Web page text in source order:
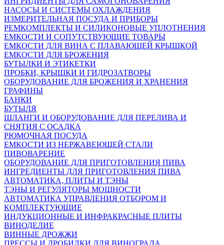
НАСОСЫ И СИСТЕМЫ ОХЛАЖДЕНИЯ
ИЗМЕРИТЕЛЬНАЯ ПОСУДА И ПРИБОРЫ
РЕМКОМПЛЕКТЫ И СИЛИКОНОВЫЕ УПЛОТНЕНИЯ
ЕМКОСТИ И СОПУТСТВУЮЩИЕ ТОВАРЫ
ЕМКОСТИ ДЛЯ ВИНА С ПЛАВАЮЩЕЙ КРЫШКОЙ
ЕМКОСТИ ДЛЯ БРОЖЕНИЯ
БУТЫЛКИ И ЭТИКЕТКИ
ПРОБКИ, КРЫШКИ И ГИДРОЗАТВОРЫ
ОБОРУДОВАНИЕ ДЛЯ БРОЖЕНИЯ И ХРАНЕНИЯ
ГРАФИНЫ
БАНКИ
БУТЫЛЯ
ШЛАНГИ И ОБОРУДОВАНИЕ ДЛЯ ПЕРЕЛИВА И
СНЯТИЯ С ОСАДКА
РЮМОЧНАЯ ПОСУДА
ЕМКОСТИ ИЗ НЕРЖАВЕЮЩЕЙ СТАЛИ
ПИВОВАРЕНИЕ
ОБОРУДОВАНИЕ ДЛЯ ПРИГОТОВЛЕНИЯ ПИВА
ИНГPЕДИЕНТЫ ДЛЯ ПРИГОТОВЛЕНИЯ ПИВА
АВТОМАТИКА, ПЛИТЫ И ТЭНЫ
ТЭНЫ И РЕГУЛЯТОРЫ МОЩНОСТИ
АВТОМАТИКА УПРАВЛЕНИЯ ОТБОРОМ И
КОМПЛЕКТУЮЩИЕ
ИНДУКЦИОННЫЕ И ИНФРАКРАСНЫЕ ПЛИТЫ
ВИНОДЕЛИЕ
ВИННЫЕ ДРОЖЖИ
ПРЕССЫ И ДРОБИЛКИ ДЛЯ ВИНОГРАДА